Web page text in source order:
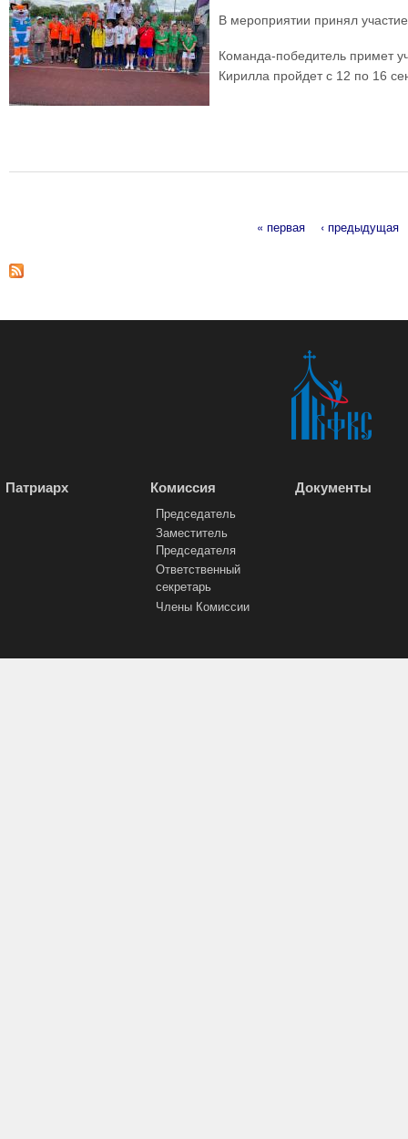
В мероприятии принял
Команда-победитель примет
Кирилла пройдет с 12 по 16
Страницы
« первая ‹ предыдущая
Патриарх Комиссия
Председатель
Заместитель
Председателя
Ответственный
секретарь
Члены Комиссии
Документы